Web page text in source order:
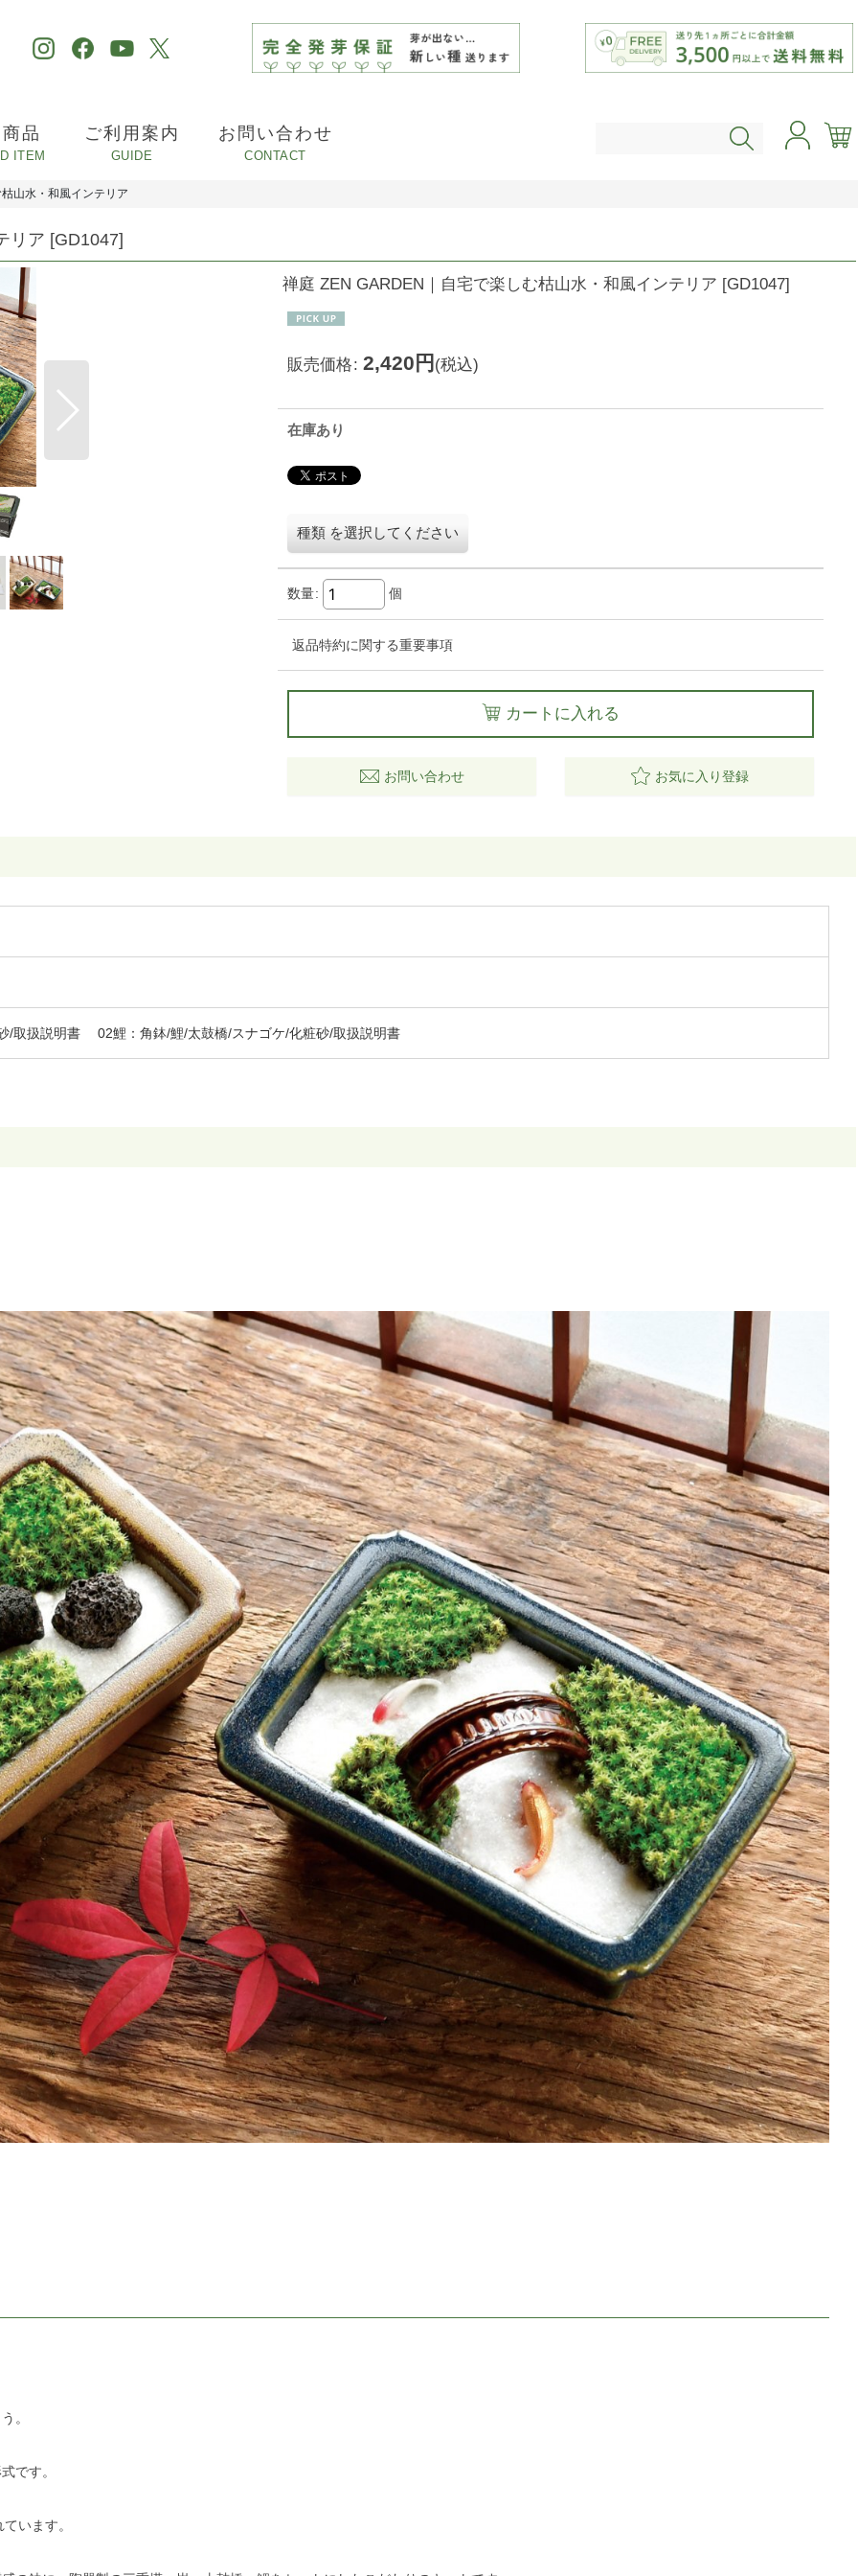
品 ご利用案内 お問い合わせ
山水・和風インテリア
リア [GD1047]
禅庭 ZEN GARDEN｜自宅で楽しむ枯山水・和風インテリア [GD1047]
販売価格: 2,420 円 (税込)
在庫あり
種類 を選択してください
数量: 個
返品特約に関する重要事項
カートに入れる
お問い合わせ お気に入り登録
。
です。
います。
/取扱説明書 02鯉：角鉢/鯉/太鼓橋/スナゴケ/化粧砂/取扱説明書